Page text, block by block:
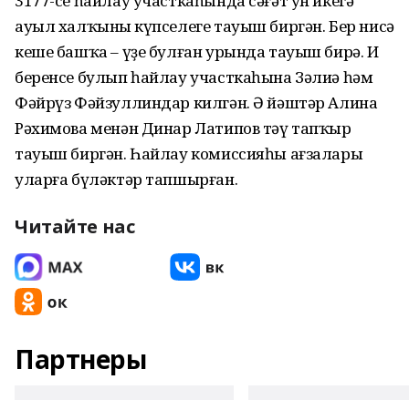
ауыл халҡының күпселеге тауыш биргән. Бер нисә
кеше башҡа – үҙе булған урында тауыш бирә. Иң
беренсе булып һайлау участкаһына Зәлиә һәм
Фәйрүз Фәйзуллиндар килгән. Ә йәштәр Алина
Рәхимова менән Динар Латипов тәү тапҡыр
тауыш биргән. Һайлау комиссияһы ағзалары
уларға бүләктәр тапшырған.
Читайте нас
Партнеры